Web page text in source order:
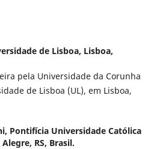
de Lisboa, Lisboa,
pela Universidade da Corunha
de Lisboa (UL), em Lisboa,
Pontifícia Universidade Católica
RS, Brasil.